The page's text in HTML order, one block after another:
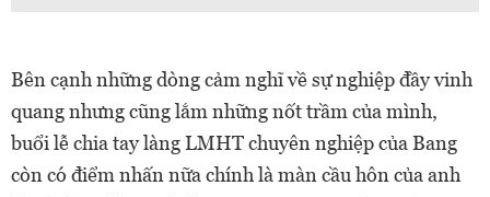
Bên cạnh những dòng cảm nghĩ về sự nghiệp đầy vinh
quang nhưng cũng lắm những nốt trầm của mình,
buổi lễ chia tay làng LMHT chuyên nghiệp của Bang
còn có điểm nhấn nữa chính là màn cầu hôn của anh